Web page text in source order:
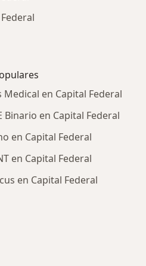
en Capital Federal
Binario en Capital Federal
en Capital Federal
en Capital Federal
en Capital Federal